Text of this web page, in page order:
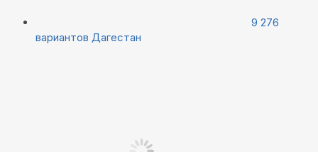
9 276
вариантов Дагестан